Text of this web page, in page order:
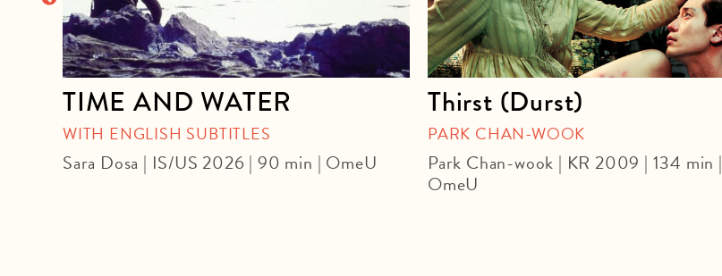
TIME AND WATER
WITH ENGLISH SUBTITLES
Sara Dosa | IS/US 2026 | 90 min | OmeU
Thirst (Durst)
PARK CHAN-WOOK
Park Chan-wook | KR 2009 | 134 min |
OmeU